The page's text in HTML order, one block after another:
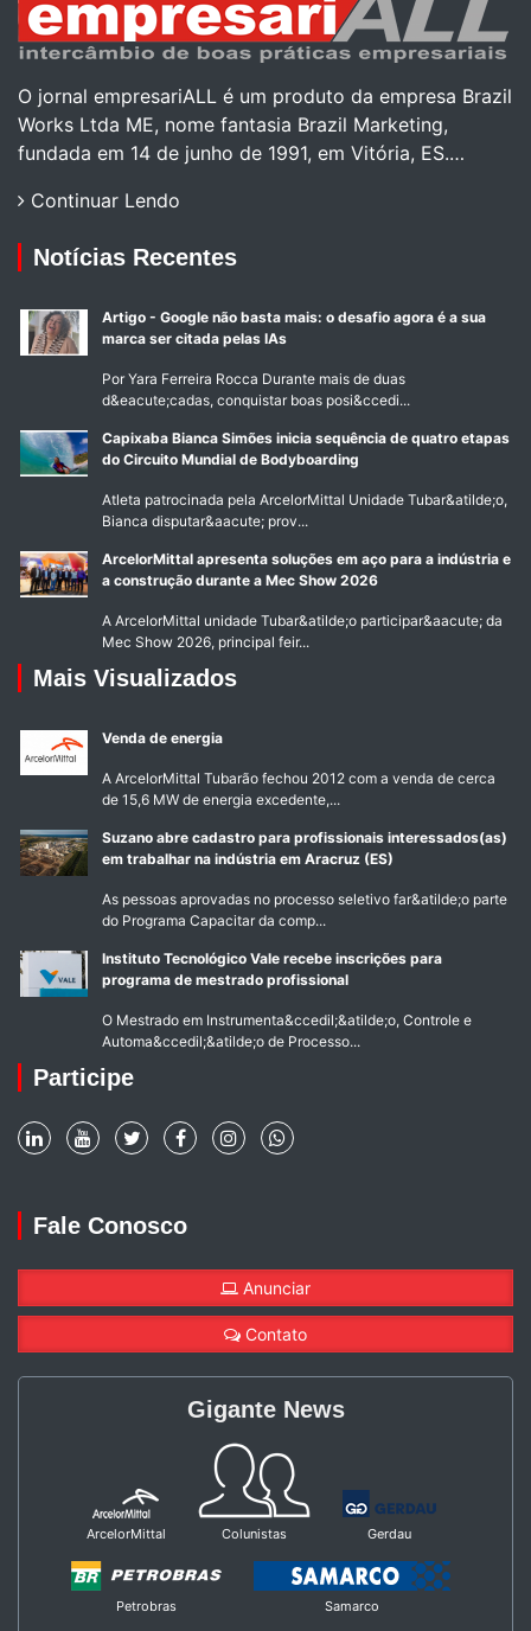
O jornal empresariALL é um produto da empresa Brazil
Works Ltda ME, nome fantasia Brazil Marketing,
fundada em 14 de junho de 1991, em Vitória, ES.…
Continuar Lendo
Notícias Recentes
Artigo - Google não basta mais: o desafio agora é a sua
marca ser citada pelas IAs
Por Yara Ferreira Rocca Durante mais de duas
d&eacute;cadas, conquistar boas posi&ccedi...
Capixaba Bianca Simões inicia sequência de quatro etapas
do Circuito Mundial de Bodyboarding
Atleta patrocinada pela ArcelorMittal Unidade Tubar&atilde;o,
Bianca disputar&aacute; prov...
ArcelorMittal apresenta soluções em aço para a indústria e
a construção durante a Mec Show 2026
A ArcelorMittal unidade Tubar&atilde;o participar&aacute; da
Mec Show 2026, principal feir...
Mais Visualizados
Venda de energia
A ArcelorMittal Tubarão fechou 2012 com a venda de cerca
de 15,6 MW de energia excedente,...
Suzano abre cadastro para profissionais interessados(as)
em trabalhar na indústria em Aracruz (ES)
As pessoas aprovadas no processo seletivo far&atilde;o parte
do Programa Capacitar da comp...
Instituto Tecnológico Vale recebe inscrições para
programa de mestrado profissional
O Mestrado em Instrumenta&ccedil;&atilde;o, Controle e
Automa&ccedil;&atilde;o de Processo...
Participe
Fale Conosco
Anunciar
Contato
Gigante News
ArcelorMittal Colunistas Gerdau
Petrobras Samarco